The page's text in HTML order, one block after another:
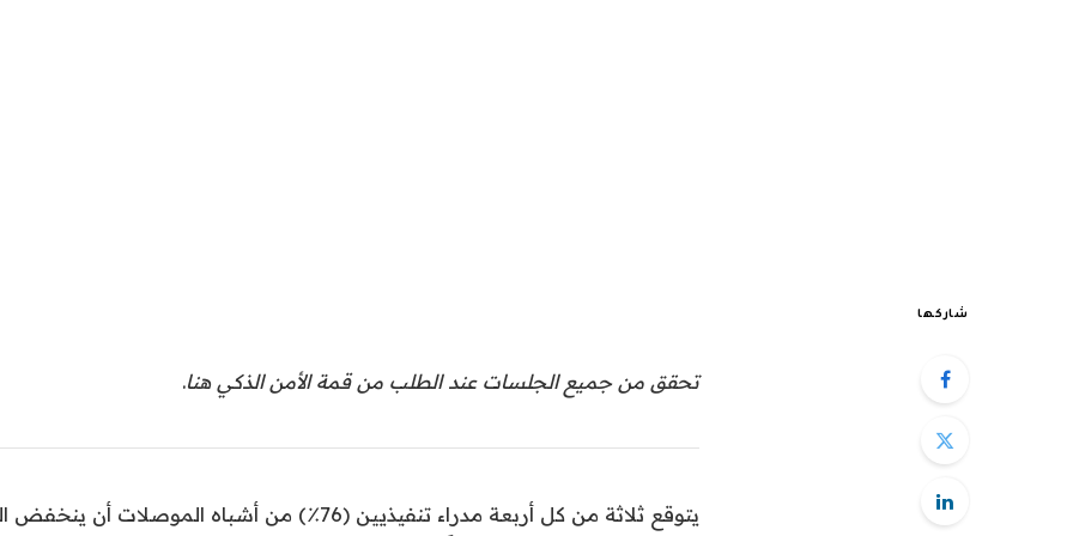
شاركها
تحقق من جميع الجلسات عند الطلب من قمة الأمن الذكي هنا.
يتوقع ثلاثة من كل أربعة مدراء تنفيذيين (76٪) من أشباه